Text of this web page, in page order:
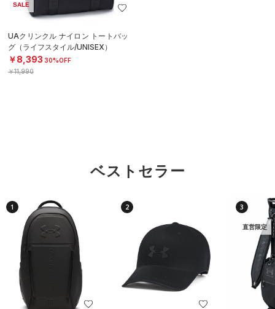
SALE
UAクリンクル ナイロン トートバッ
グ（ライフスタイル/UNISEX）
￥8,393 30%OFF
￥11,990
ベストセラー
1 2 3
直営限定